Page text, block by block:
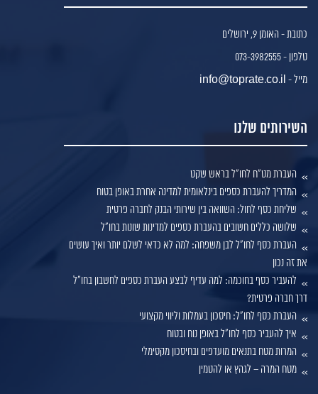
השירותים שלנו
העברת מט"ח לחו"ל בראש שקט
המדריך להעברת כספים בינלאומית למדינה אחרת באופן בטוח
שליחת כסף לחול: השוואה בין שירותי הבנק לחברה פרטית
שלושה כללים חשובים בהעברת כספים למדינות שונות בחו"ל
העברת כסף לחו"ל לבן משפחה: למה לא כדאי לשלם יותר ואיך עושים
את זה נכון
להעביר כסף בחוכמה: למה עדיף לבצע העברת כספים לחשבון בחו"ל
דרך חברה פרטית?
העברת כסף לחו"ל: חיסכון בעמלות וליווי מקצועי
איך להעביר כסף לחו"ל באופן נוח ובטוח
המרות מטח בתנאים מועדפים ובחיסכון מקסימלי
מטח המרה – לגהץ או להטמין
כתובת - האומן 9, ירושלים
טלפון - 073-3982555
מייל - info@toprate.co.il